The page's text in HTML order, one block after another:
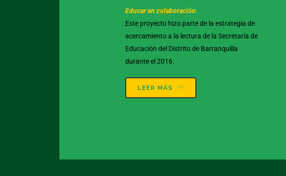
Educar en colaboración
Este proyecto hizo parte de la estrategia de
acercamiento a la lectura de la Secretaría de
Educación del Distrito de Barranquilla
durante el 2016.
LEER MÁS